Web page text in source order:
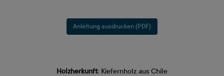
Anleitung ausdrucken (PDF)
Holzherkunft: Kiefernholz aus Chile